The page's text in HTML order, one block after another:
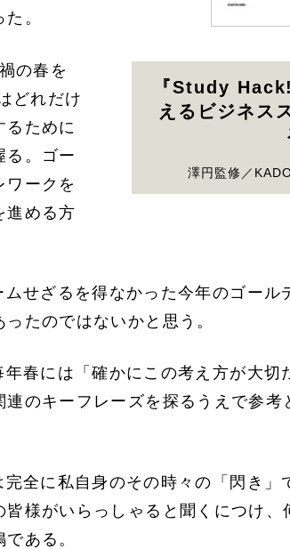
『Study
えるビジネス
澤円監修／
。
の春を
どれだけ
るために
る。ゴー
ワークを
進める方
せざるを得なかった今年のゴール
たのではないかと思う。
春には「確かにこの考え方が大切
のキーフレーズを探るうえで参考
全に私自身のその時々の「閃き」
様がいらっしゃると聞くにつけ、
ある。